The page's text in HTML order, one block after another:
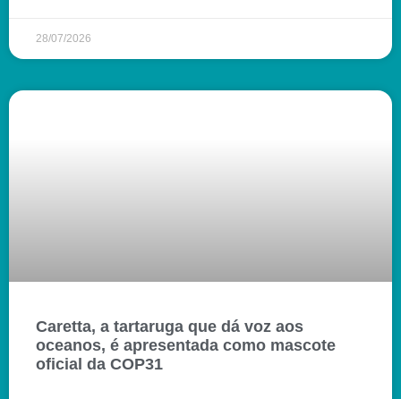
28/07/2026
Caretta, a tartaruga que dá voz aos
oceanos, é apresentada como mascote
oficial da COP31